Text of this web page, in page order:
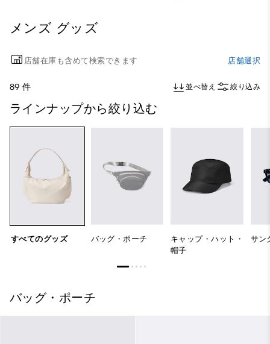
メンズ グッズ
店舗在庫も含めて検索できます 店舗選択
89 件 並べ替え 絞り込み
ラインナップから絞り込む
すべてのグッズ バッグ・ポーチ
キャップ・ハット・
帽子
サン
バッグ・ポーチ